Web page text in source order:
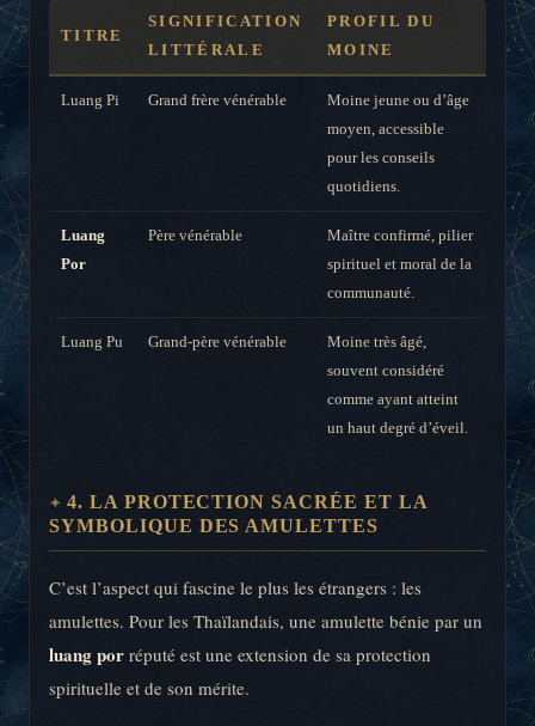
TITRE
SIGNIFICATION
LITTÉRALE
PROFIL DU
MOINE
Luang Pi Grand frère vénérable
Moine jeune ou d’âge
moyen, accessible
pour les conseils
quotidiens.
Luang
Por
Père vénérable
Maître confirmé, pilier
spirituel et moral de la
communauté.
Luang Pu Grand-père vénérable
Moine très âgé,
souvent considéré
comme ayant atteint
un haut degré d’éveil.
4. LA PROTECTION SACRÉE ET LA
SYMBOLIQUE DES AMULETTES
C’est l’aspect qui fascine le plus les étrangers : les
amulettes. Pour les Thaïlandais, une amulette bénie par un
luang por réputé est une extension de sa protection
spirituelle et de son mérite.